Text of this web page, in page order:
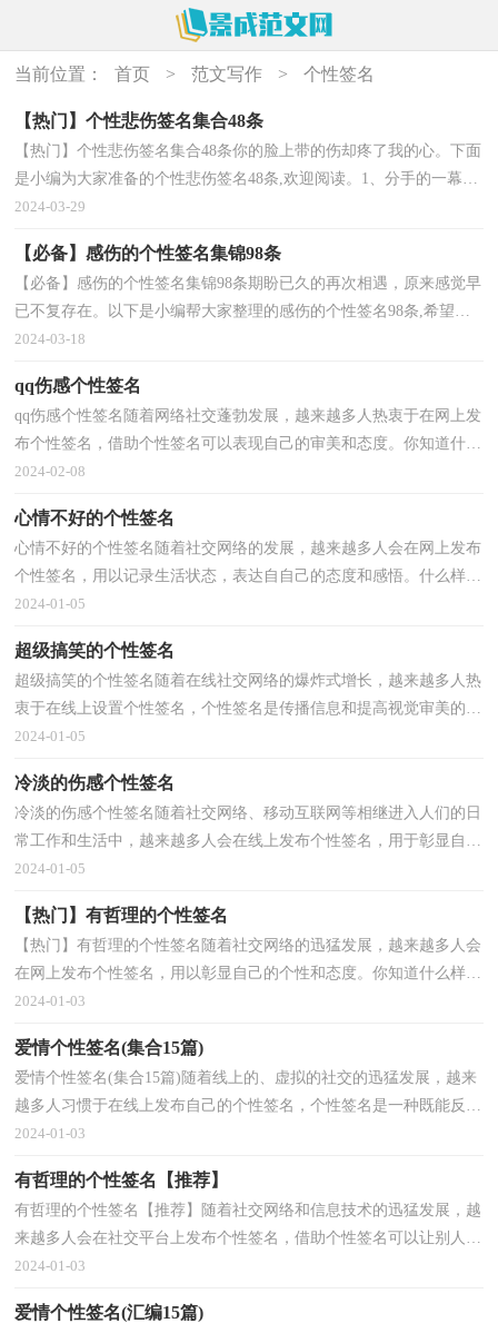
当前位置： 首页 > 范文写作 > 个性签名
【热门】个性悲伤签名集合48条
【热门】个性悲伤签名集合48条你的脸上带的伤却疼了我的心。下面
是小编为大家准备的个性悲伤签名48条,欢迎阅读。1、分手的一幕幕
在脑海上演，只怪当初，谁辜负了谁？2、这一生路...
2024-03-29
【必备】感伤的个性签名集锦98条
【必备】感伤的个性签名集锦98条期盼已久的再次相遇，原来感觉早
已不复存在。以下是小编帮大家整理的感伤的个性签名98条,希望能
够帮助到大家。1、真的很想你，也是真的不想再受...
2024-03-18
qq伤感个性签名
qq伤感个性签名随着网络社交蓬勃发展，越来越多人热衷于在网上发
布个性签名，借助个性签名可以表现自己的审美和态度。你知道什么
样的个性签名才是特别的吗？以下是小编帮大家整理...
2024-02-08
心情不好的个性签名
心情不好的个性签名随着社交网络的发展，越来越多人会在网上发布
个性签名，用以记录生活状态，表达自自己的态度和感悟。什么样的
个性签名才受欢迎呢？以下是小编收集整理的心情不好...
2024-01-05
超级搞笑的个性签名
超级搞笑的个性签名随着在线社交网络的爆炸式增长，越来越多人热
衷于在线上设置个性签名，个性签名是传播信息和提高视觉审美的一
种形式。那什么样的个性签名才是新颖独特的呢？下...
2024-01-05
冷淡的伤感个性签名
冷淡的伤感个性签名随着社交网络、移动互联网等相继进入人们的日
常工作和生活中，越来越多人会在线上发布个性签名，用于彰显自己
的生活态度，抒发自己的人生感悟。什么样的个性签...
2024-01-05
【热门】有哲理的个性签名
【热门】有哲理的个性签名随着社交网络的迅猛发展，越来越多人会
在网上发布个性签名，用以彰显自己的个性和态度。你知道什么样的
个性签名才让人过目不忘吗？以下是小编为大家收集...
2024-01-03
爱情个性签名(集合15篇)
爱情个性签名(集合15篇)随着线上的、虚拟的社交的迅猛发展，越来
越多人习惯于在线上发布自己的个性签名，个性签名是一种既能反映
个人审美标准、兴趣爱好、身份地位和国籍国别，又...
2024-01-03
有哲理的个性签名【推荐】
有哲理的个性签名【推荐】随着社交网络和信息技术的迅猛发展，越
来越多人会在社交平台上发布个性签名，借助个性签名可以让别人了
解自己。什么样的句子适合用来做个性签名呢？以下...
2024-01-03
爱情个性签名(汇编15篇)